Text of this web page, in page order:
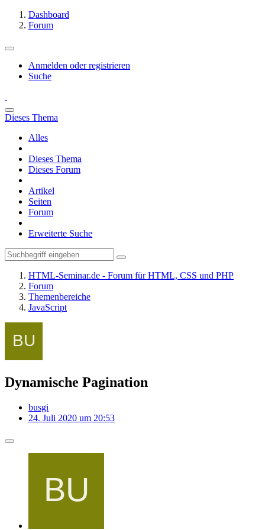
Dashboard
Forum
Anmelden oder registrieren
Suche
Dieses Thema
Alles
Dieses Thema
Dieses Forum
Artikel
Seiten
Forum
Erweiterte Suche
HTML-Seminar.de - Forum für HTML, CSS und PHP
Forum
Themenbereiche
JavaScript
Dynamische Pagination
busgi
24. Juli 2020 um 20:53